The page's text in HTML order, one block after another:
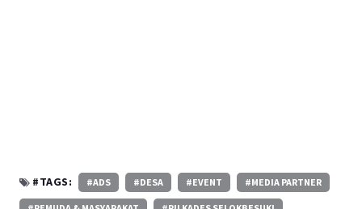
#TAGS: #ADS #DESA #EVENT #MEDIA PARTNER